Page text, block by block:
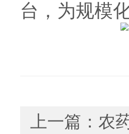
台，为规模
上一篇： 农